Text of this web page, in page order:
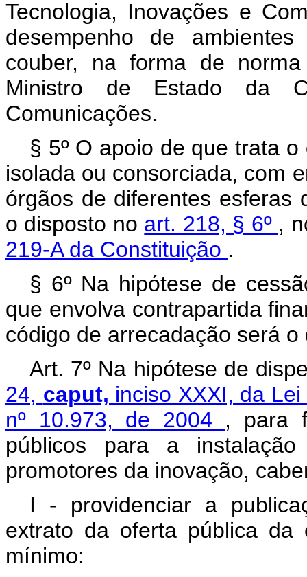
Tecnologia, Inovações e
desempenho de
couber, na forma de
Ministro de Estado da
Comunicações.
§ 5º O apoio de que trata o
isolada ou consorciada, com
órgãos de diferentes esferas
o disposto no art. 218, § 6º ,
219-A da Constituição .
§ 6º Na hipótese de
que envolva contrapartida
código de arrecadação será
Art. 7º Na hipótese de
24, caput, inciso XXXI, da
nº 10.973, de 2004 , para
públicos para a
promotores da inovação,
I - providenciar a
extrato da oferta pública
mínimo: